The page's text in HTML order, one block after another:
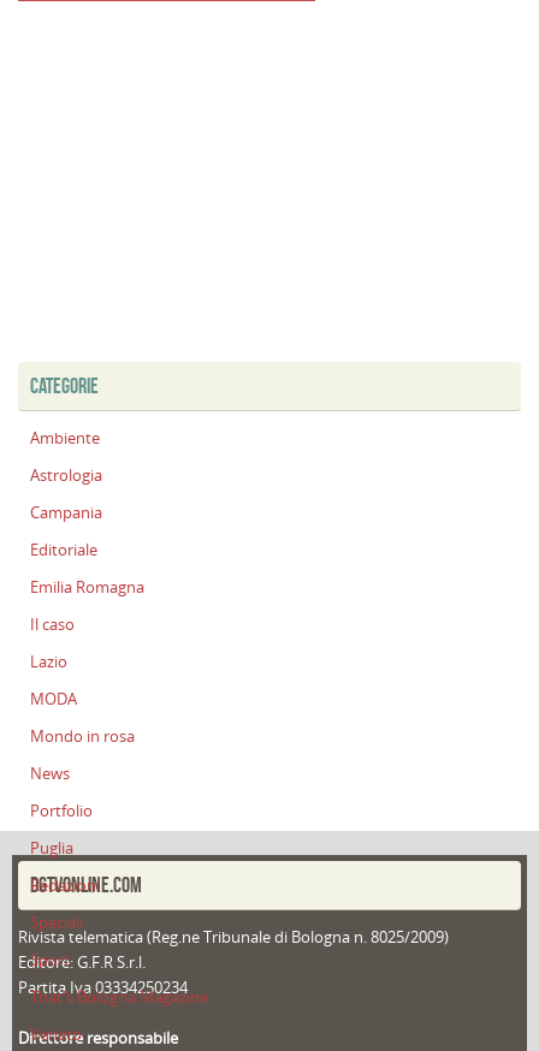
CATEGORIE
Ambiente
Astrologia
Campania
Editoriale
Emilia Romagna
Il caso
Lazio
MODA
Mondo in rosa
News
Portfolio
Puglia
Redazioni
Speciali
Sport
That's Bologna Magazine
Veneto
DGTVONLINE.COM
Rivista telematica (Reg.ne Tribunale di Bologna n. 8025/2009)
Editore: G.F.R S.r.l.
Partita Iva 03334250234
Direttore responsabile